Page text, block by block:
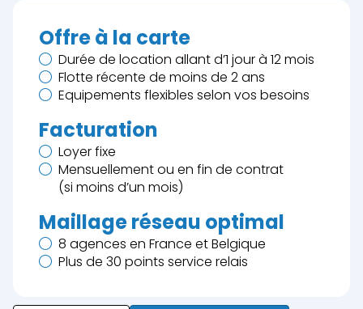
Offre à la carte
Durée de location allant d’1 jour à 12 mois
Flotte récente de moins de 2 ans
Equipements flexibles selon vos besoins
Facturation
Loyer fixe
Mensuellement ou en fin de contrat
(si moins d’un mois)
Maillage réseau optimal
8 agences en France et Belgique
Plus de 30 points service relais